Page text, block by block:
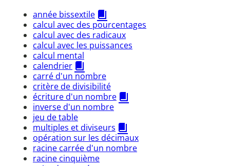
année bissextile
calcul avec des pourcentages
calcul avec des radicaux
calcul avec les puissances
calcul mental
calendrier
carré d'un nombre
critère de divisibilité
écriture d'un nombre
inverse d'un nombre
jeu de table
multiples et diviseurs
opération sur les décimaux
racine carrée d'un nombre
racine cinquième